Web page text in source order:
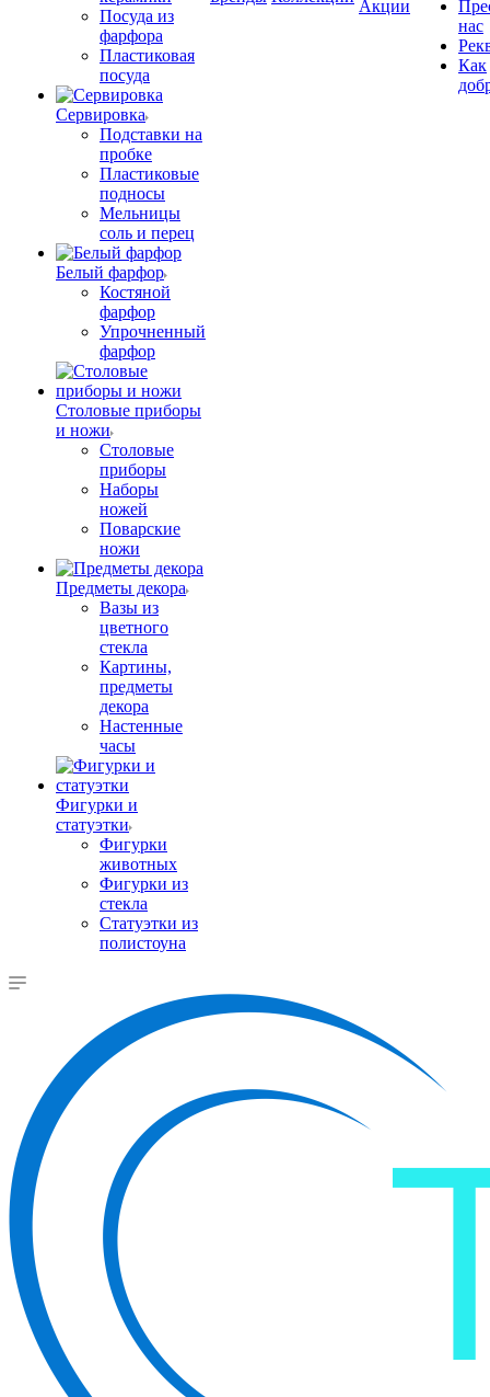
Посуда из
фарфора
Пластиковая
посуда
Сервировка
Подставки на
пробке
Пластиковые
подносы
Мельницы
соль и перец
Белый фарфор
Костяной
фарфор
Упрочненный
фарфор
Столовые приборы
и ножи
Столовые
приборы
Наборы
ножей
Поварские
ножи
Предметы декора
Вазы из
цветного
стекла
Картины,
предметы
декора
Настенные
часы
Фигурки и
статуэтки
Фигурки
животных
Фигурки из
стекла
Статуэтки из
полистоуна
Акции
нас
Как